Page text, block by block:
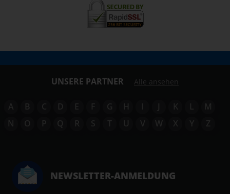
UNSERE PARTNER Alle ansehen
A B C D E F G H I J K L
M
N
O P Q R S T U V W X Y Z
NEWSLETTER-ANMELDUNG